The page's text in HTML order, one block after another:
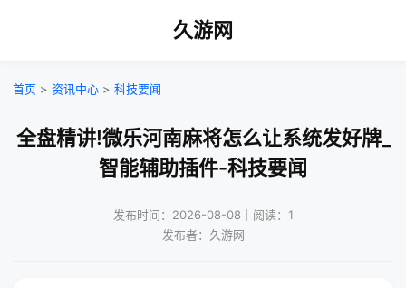
久游网
首页 > 资讯中心 > 科技要闻
全盘精讲!微乐河南麻将怎么让系统发好牌_
智能辅助插件-科技要闻
发布时间：2026-08-08｜阅读：1
发布者：久游网